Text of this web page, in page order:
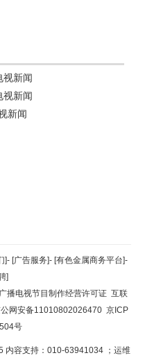
视新闻
视新闻
新闻
]- [广告服务]- [有色金属商务平台]-
]
广播电视节目制作经营许可证 互联
网安备11010802026470 京ICP
号
内容支持：010-63941034 ；运维